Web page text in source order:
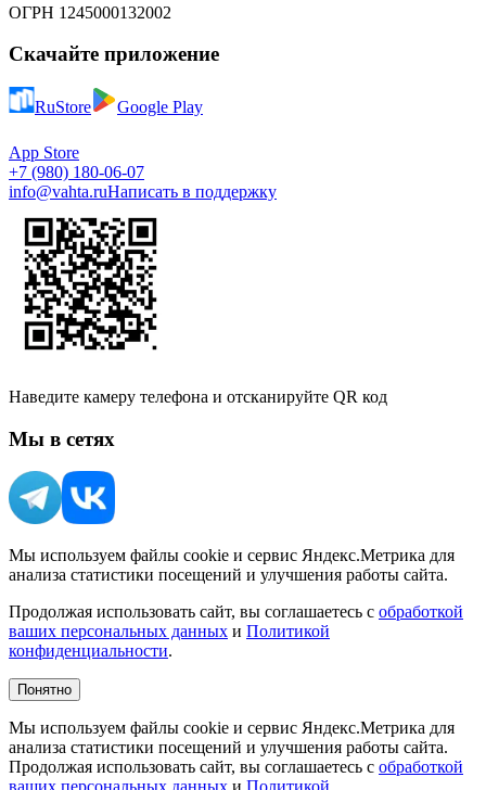
ОГРН 1245000132002
Скачайте приложение
RuStore Google Play
App Store
+7 (980) 180-06-07
info@vahta.ruНаписать в поддержку
Наведите камеру телефона и отсканируйте QR код
Мы в сетях
Мы используем файлы cookie и сервис Яндекс.Метрика для
анализа статистики посещений и улучшения работы сайта.
Продолжая использовать сайт, вы соглашаетесь с обработкой
ваших персональных данных и Политикой
конфиденциальности.
Понятно
Мы используем файлы cookie и сервис Яндекс.Метрика для
анализа статистики посещений и улучшения работы сайта.
Продолжая использовать сайт, вы соглашаетесь с обработкой